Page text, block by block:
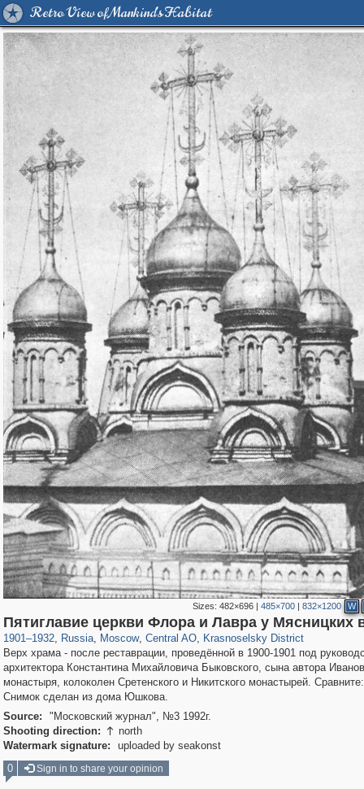
Retro View of Mankind's Habitat
Sizes: 482×696| 485×700| 832×1200 W
Пятиглавие церкви Флора и Лавра у Мясницких
1901–1932, Russia
1,407,373 29,248
, Moscow
319,882 8,286
, Central AO
160,021 5,916
, Krasnoselsky District
6,977 302
Верх храма - после реставрации, проведённой в 1900-1901 под
архитектора Константина Михайловича Быковского, сына автора
монастыря, колоколен Сретенского и Никитского монастырей.
Снимок сделан из дома Юшкова.
Source:
"Московский журнал", №3 1992г.
Shooting direction:  north
Watermark signature:
uploaded by seakonst
0
Sign in to share your opinion